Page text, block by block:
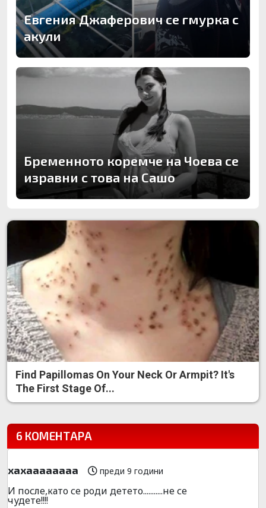
Евгения Джаферович се гмурка с
акули
Бременното коремче на Чоева се
изравни с това на Сашо
Find Papillomas On Your Neck Or Armpit? It's
The First Stage Of...
6 КОМЕНТАРА
xaxaaaaaaaa преди 9 години
И после,като се роди детето...........не се
чудете!!!!